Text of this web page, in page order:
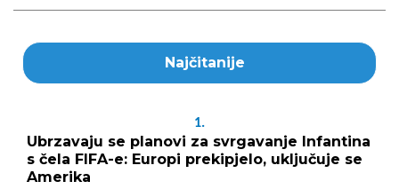
Najčitanije
1.
Ubrzavaju se planovi za svrgavanje Infantina
s čela FIFA-e: Europi prekipjelo, uključuje se
Amerika